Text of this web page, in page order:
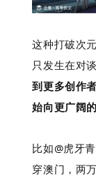
这种打破次
只发生在对
到更多创作
始向更广阔
比如@虎牙
穿澳门，两